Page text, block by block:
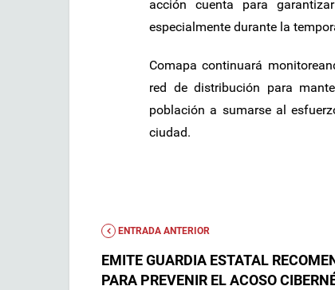
acción cuenta para
especialmente durante la
Comapa continuará
red de distribución para
población a sumarse al
ciudad.
ENTRADA ANTERIOR
EMITE GUARDIA ESTATAL
PARA PREVENIR EL ACOSO